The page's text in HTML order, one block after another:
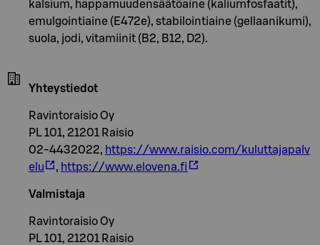
kalsium, happamuudensäätöaine (kaliumfosfaatit),
emulgointiaine (E472e), stabilointiaine (gellaanikumi),
suola, jodi, vitamiinit (B2, B12, D2).
Yhteystiedot
Ravintoraisio Oy
PL 101, 21201 Raisio
02-4432022, https://www.raisio.com/kuluttajapalv
elu
, https://www.elovena.fi
Valmistaja
Ravintoraisio Oy
PL 101, 21201 Raisio